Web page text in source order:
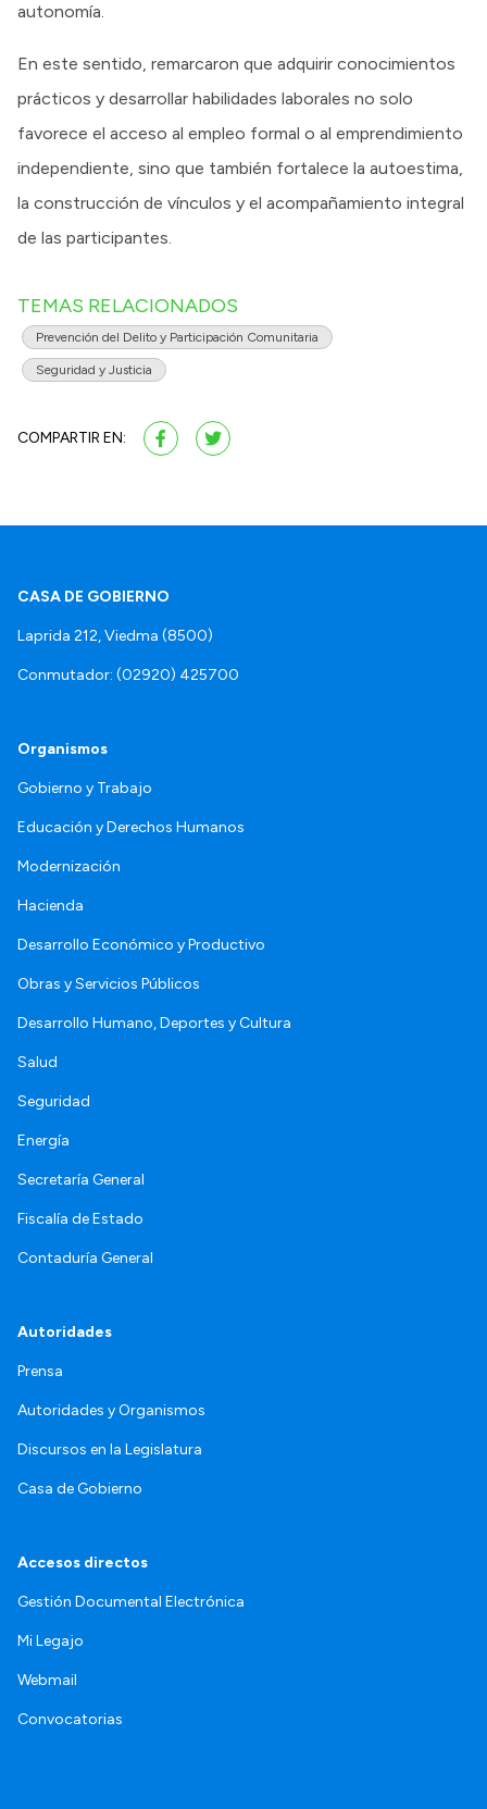
autonomía.
En este sentido, remarcaron que adquirir conocimientos
prácticos y desarrollar habilidades laborales no solo
favorece el acceso al empleo formal o al emprendimiento
independiente, sino que también fortalece la autoestima,
la construcción de vínculos y el acompañamiento integral
de las participantes.
TEMAS RELACIONADOS
Prevención del Delito y Participación Comunitaria
Seguridad y Justicia
COMPARTIR EN:
CASA DE GOBIERNO
Laprida 212, Viedma (8500)
Conmutador: (02920) 425700
Organismos
Gobierno y Trabajo
Educación y Derechos Humanos
Modernización
Hacienda
Desarrollo Económico y Productivo
Obras y Servicios Públicos
Desarrollo Humano, Deportes y Cultura
Salud
Seguridad
Energía
Secretaría General
Fiscalía de Estado
Contaduría General
Autoridades
Prensa
Autoridades y Organismos
Discursos en la Legislatura
Casa de Gobierno
Accesos directos
Gestión Documental Electrónica
Mi Legajo
Webmail
Convocatorias